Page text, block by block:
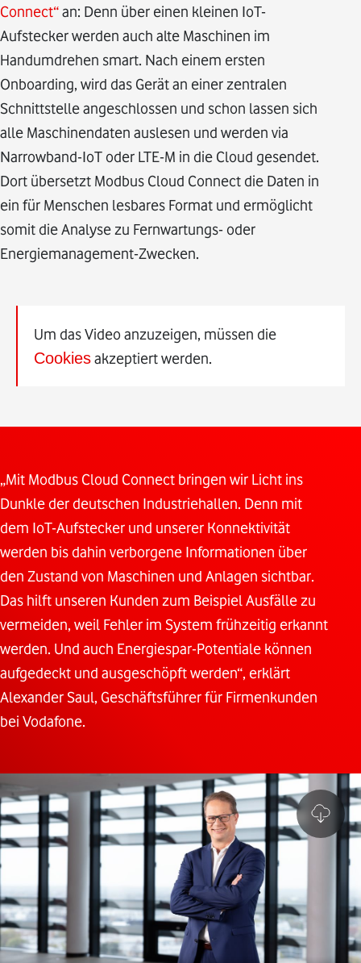
Connect“an: Denn über einen kleinen IoT-
Aufstecker werden auch alte Maschinen im
Handumdrehen smart. Nach einem ersten
Onboarding, wird das Gerät an einer zentralen
Schnittstelle angeschlossen und schon lassen sich
alle Maschinendaten auslesen und werden via
Narrowband-IoT oder LTE-M in die Cloud gesendet.
Dort übersetzt Modbus Cloud Connect die Daten in
ein für Menschen lesbares Format und ermöglicht
somit die Analyse zu Fernwartungs- oder
Energiemanagement-Zwecken.
Um das Video anzuzeigen, müssen die
Cookiesakzeptiert werden.
„Mit Modbus Cloud Connect bringen wir Licht ins
Dunkle der deutschen Industriehallen. Denn mit
dem IoT-Aufstecker und unserer Konnektivität
werden bis dahin verborgene Informationen über
den Zustand von Maschinen und Anlagen sichtbar.
Das hilft unseren Kunden zum Beispiel Ausfälle zu
vermeiden, weil Fehler im System frühzeitig erkannt
werden. Und auch Energiespar-Potentiale können
aufgedeckt und ausgeschöpft werden“, erklärt
Alexander Saul, Geschäftsführer für Firmenkunden
bei Vodafone.